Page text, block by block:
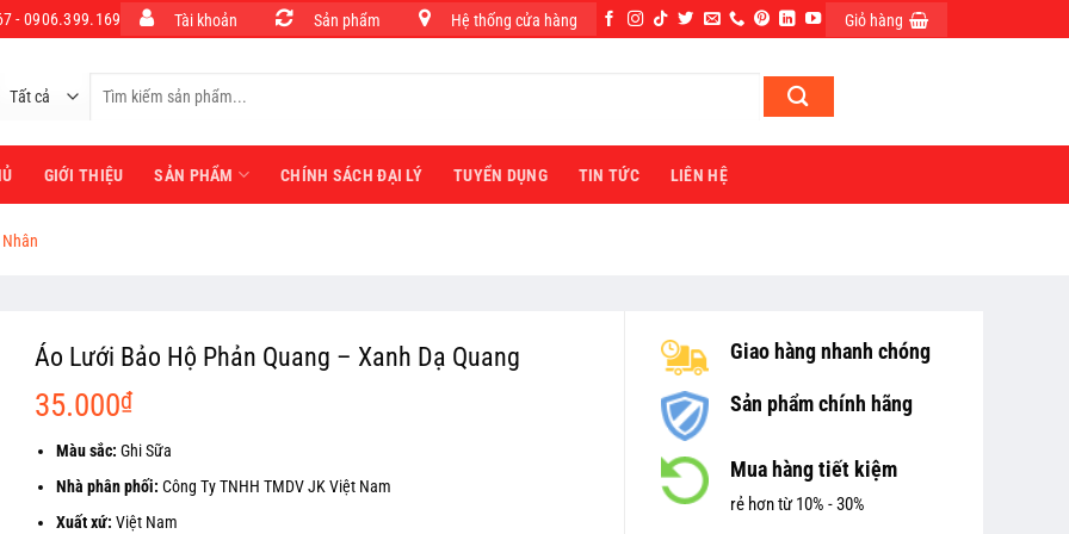
- 0906.399.169 Tài khoản Sản phẩm Hệ thống cửa hàng Giỏ hàng
kiếm:
GIỚI THIỆU SẢN PHẨM CHÍNH SÁCH ĐẠI LÝ TUYỂN DỤNG TIN TỨC LIÊN HỆ
Giao hàng nhanh chóng
Sản phẩm chính hãng
Mua hàng tiết kiệm
rẻ hơn từ 10% - 30%
Áo Lưới Bảo Hộ Phản Quang – Xanh Dạ Quang
35.000₫
Màu sắc: Ghi Sữa
Nhà phân phối: Công Ty TNHH TMDV JK Việt Nam
Xuất xứ: Việt Nam